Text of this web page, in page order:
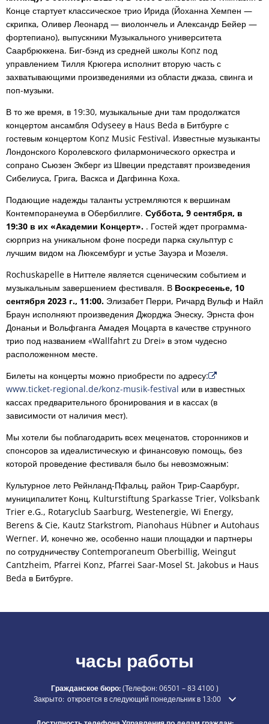
Конце стартует классическое трио Ирида (Йоханна Хемпен —
скрипка, Оливер Леонард — виолончель и Александр Бейер —
фортепиано), выпускники Музыкального университета
Саарбрюккена. Биг-бэнд из средней школы Konz под
управлением Тилля Крюгера исполнит вторую часть с
захватывающими произведениями из области джаза, свинга и
поп-музыки.
В то же время, в 19:30, музыкальные дни там продолжатся
концертом ансамбля Odyseey в Haus Beda в Битбурге с
гостевым концертом Konz Music Festival. Известные музыканты
Лондонского Королевского филармонического оркестра и
сопрано Сьюзен Экберг из Швеции представят произведения
Сибелиуса, Грига, Васкса и Дагфинна Коха.
Подающие надежды таланты устремляются к вершинам
Контемпоранеума в Обербиллиге. Суббота, 9 сентября, в
19:30 в их «Академии Концерт». . Гостей ждет программа-
сюрприз на уникальном фоне посреди парка скульптур с
лучшим видом на Люксембург и устье Зауэра и Мозеля.
Rochuskapelle в Ниттеле является сценическим событием и
музыкальным завершением фестиваля. В Воскресенье, 10
сентября 2023 г., 11:00. Элизабет Перри, Ричард Вульф и Найл
Браун исполняют произведения Джорджа Энеску, Эрнста фон
Донаньи и Вольфганга Амадея Моцарта в качестве струнного
трио под названием «Wallfahrt zu Drei» в этом чудесно
расположенном месте.
Билеты на концерты можно приобрести по адресу:
www.ticket-regional.de/konz-musik-festival или в известных
кассах предварительного бронирования и в кассах (в
зависимости от наличия мест).
Мы хотели бы поблагодарить всех меценатов, сторонников и
спонсоров за идеалистическую и финансовую помощь, без
которой проведение фестиваля было бы невозможным:
Культурное лето Рейнланд-Пфальц, район Трир-Саарбург,
муниципалитет Конц, Kulturstiftung Sparkasse Trier, Volksbank
Trier e.G., Rotaryclub Saarburg, Westenergie, Wi Energy,
Berens & Cie, Kautz Starkstrom, Pianohaus Hübner и Autohaus
Werner. И, конечно же, особенно наши площадки и партнеры
по сотрудничеству Contemporaneum Oberbillig, Weingut
Cantzheim, Pfarrei Konz, Pfarrei Saar-Mosel St. Jakobus и Haus
Beda в Битбурге.
часы работы
Гражданское бюро:(Телефон:06501 – 83 4100)
Нажмите, чтобы скрыть дополнительное время открытия или
Закрыто: откроется в следующий понедельник в 13:00